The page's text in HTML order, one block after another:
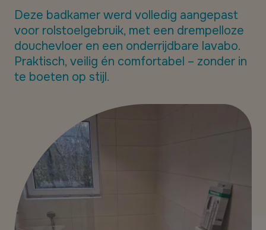
Deze badkamer werd volledig aangepast
voor rolstoelgebruik, met een drempelloze
douchevloer en een onderrijdbare lavabo.
Praktisch, veilig én comfortabel – zonder in
te boeten op stijl.